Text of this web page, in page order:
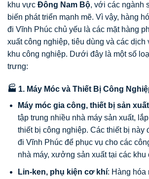
khu vực Đông Nam Bộ, với các ngành
biến phát triển mạnh mẽ. Vì vậy, hàng
đi Vĩnh Phúc chủ yếu là các mặt hàng
xuất công nghiệp, tiêu dùng và các dịch
khu công nghiệp. Dưới đây là một số
trưng:
🏭 1. Máy Móc và Thiết Bị Công
Máy móc gia công, thiết bị sản xuất
tập trung nhiều nhà máy sản xuất,
thiết bị công nghiệp. Các thiết bị này
đi Vĩnh Phúc để phục vụ cho các
nhà máy, xưởng sản xuất tại các khu
Lin-ken, phụ kiện cơ khí: Hàng hóa